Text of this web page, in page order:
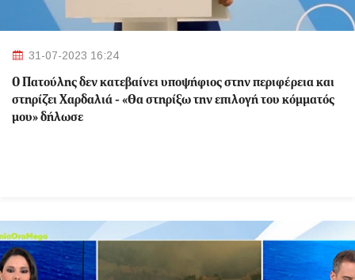
31-07-2023 16:24
Ο Πατούλης δεν κατεβαίνει υποψήφιος στην περιφέρεια και
στηρίζει Χαρδαλιά - «Θα στηρίξω την επιλογή του κόμματός
μου» δήλωσε